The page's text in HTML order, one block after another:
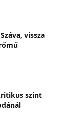
vissza
szint